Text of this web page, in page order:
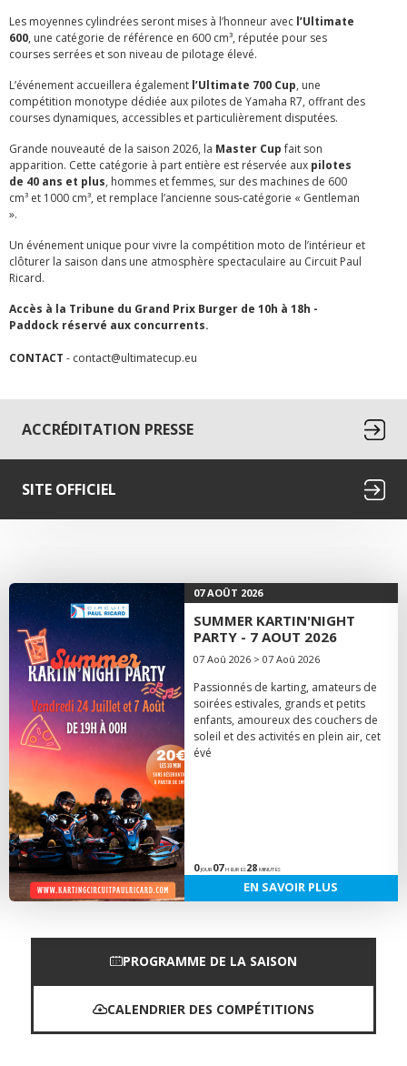
Les moyennes cylindrées seront mises à l’honneur avec l’Ultimate
600, une catégorie de référence en 600 cm³, réputée pour ses
courses serrées et son niveau de pilotage élevé.
L’événement accueillera également l’Ultimate 700 Cup, une
compétition monotype dédiée aux pilotes de Yamaha R7, offrant des
courses dynamiques, accessibles et particulièrement disputées.
Grande nouveauté de la saison 2026, la Master Cupfait son
apparition. Cette catégorie à part entière est réservée aux pilotes
de 40 ans et plus, hommes et femmes, sur des machines de 600
cm³ et 1000 cm³, et remplace l’ancienne sous-catégorie « Gentleman
».
Un événement unique pour vivre la compétition moto de l’intérieur et
clôturer la saison dans une atmosphère spectaculaire au Circuit Paul
Ricard.
Accès à la Tribune du Grand Prix Burger de 10h à 18h -
Paddock réservé aux concurrents.
CONTACT - contact@ultimatecup.eu
ACCRÉDITATION PRESSE
SITE OFFICIEL
07 AOÛT 2026
SUMMER KARTIN'NIGHT
PARTY - 7 AOUT 2026
07 Aoû 2026 > 07 Aoû 2026
Passionnés de karting, amateurs de
soirées estivales, grands et petits
enfants, amoureux des couchers de
soleil et des activités en plein air, cet
évé
0JOUR 07HEURES28MINUTES
EN SAVOIR PLUS
PROGRAMME DE LA SAISON
CALENDRIER DES COMPÉTITIONS